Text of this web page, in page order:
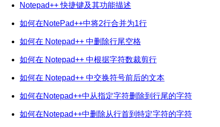
Notepad++ 快捷键及其功能描述
如何在NotePad++中将2行合并为1行
如何在 Notepad++ 中删除行尾空格
如何在 Notepad++ 中根据字符数裁剪行
如何在 Notepad++ 中交换符号前后的文本
如何在Notepad++中从指定字符删除到行尾的字符
如何在Notepad++中删除从行首到特定字符的字符